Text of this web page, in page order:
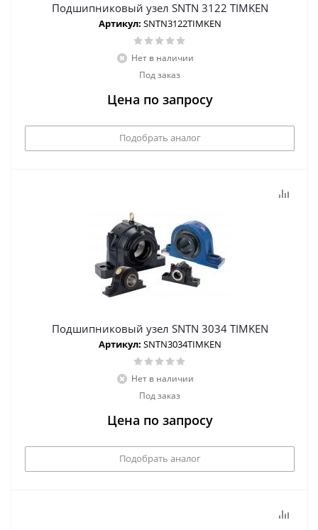
Подшипниковый узел SNTN 3122 TIMKEN
Артикул: SNTN3122TIMKEN
Нет в наличии
Под заказ
Цена по запросу
Подобрать аналог
Подшипниковый узел SNTN 3034 TIMKEN
Артикул: SNTN3034TIMKEN
Нет в наличии
Под заказ
Цена по запросу
Подобрать аналог